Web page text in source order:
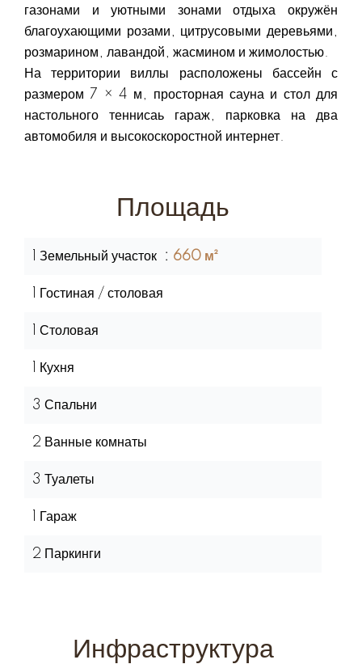
газонами и уютными зонами отдыха окружён
благоухающими розами, цитрусовыми деревьями,
розмарином, лавандой, жасмином и жимолостью.
На территории виллы расположены бассейн с
размером 7 × 4 м, просторная сауна и стол для
настольного теннисаь гараж, парковка на два
автомобиля и высокоскоростной интернет.
Площадь
1 Земельный участок 660 м²
1 Гостиная / столовая
1 Столовая
1 Кухня
3 Спальни
2 Ванные комнаты
3 Туалеты
1 Гараж
2 Паркинги
Инфраструктура